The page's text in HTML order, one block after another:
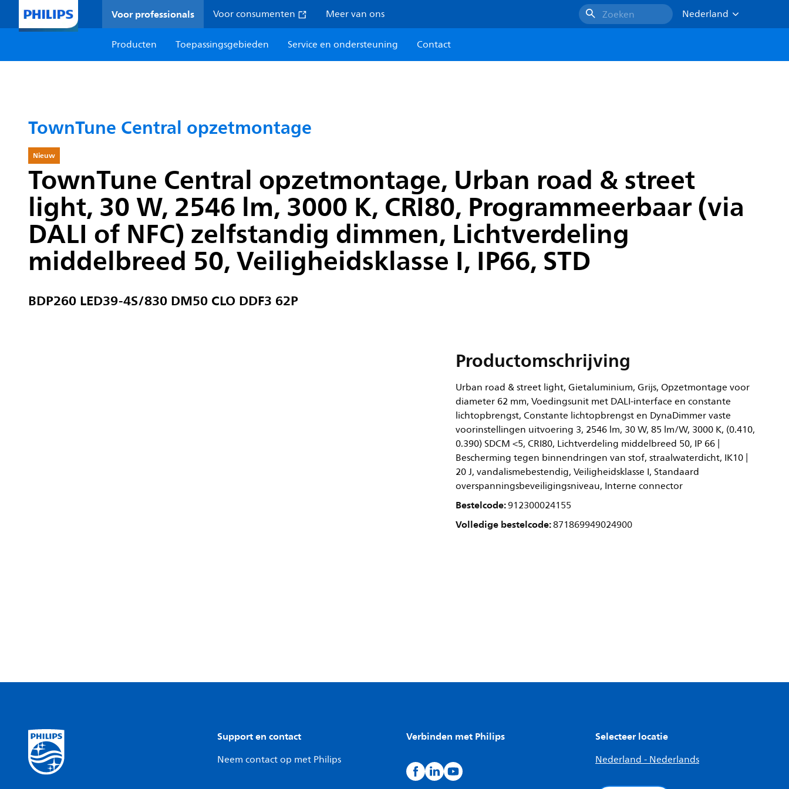
Voor professionals Voor consumenten Meer van ons Zoeken
Nederland
Producten
Toepassingsgebieden Service en ondersteuning Contact
TownTune Central opzetmontage
Nieuw
TownTune Central opzetmontage, Urban road & street
light, 30 W, 2546 lm, 3000 K, CRI80, Programmeerbaar (via
DALI of NFC) zelfstandig dimmen, Lichtverdeling
middelbreed 50, Veiligheidsklasse I, IP66, STD
BDP260 LED39-4S/830 DM50 CLO DDF3 62P
Productomschrijving
Urban road & street light, Gietaluminium, Grijs, Opzetmontage voor
diameter 62 mm, Voedingsunit met DALI-interface en constante
lichtopbrengst, Constante lichtopbrengst en DynaDimmer vaste
voorinstellingen uitvoering 3, 2546 lm, 30 W, 85 lm/W, 3000 K, (0.410,
0.390) SDCM <5, CRI80, Lichtverdeling middelbreed 50, IP 66 |
Bescherming tegen binnendringen van stof, straalwaterdicht, IK10 |
20 J, vandalismebestendig, Veiligheidsklasse I, Standaard
overspanningsbeveiligingsniveau, Interne connector
Bestelcode:912300024155
Volledige bestelcode:871869949024900
Support en contact
Neem contact op met Philips
Verbinden met Philips Selecteer locatie
Nederland - Nederlands